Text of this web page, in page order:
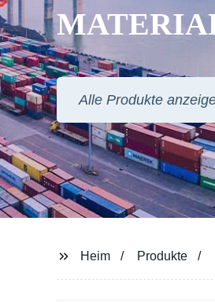
Heim Produkte